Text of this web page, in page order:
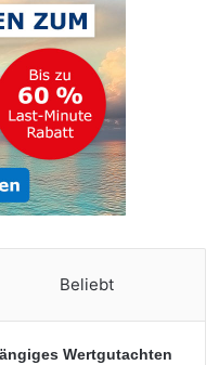
Beliebt
Wertgutachten